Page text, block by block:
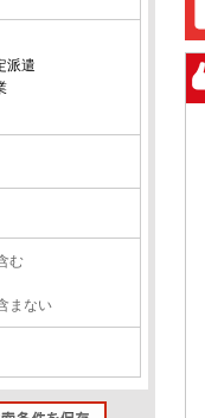
派遣
む
まない